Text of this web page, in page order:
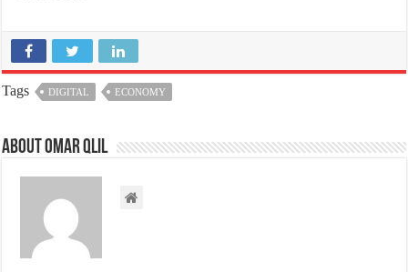
Tags DIGITAL ECONOMY
About omar qlil